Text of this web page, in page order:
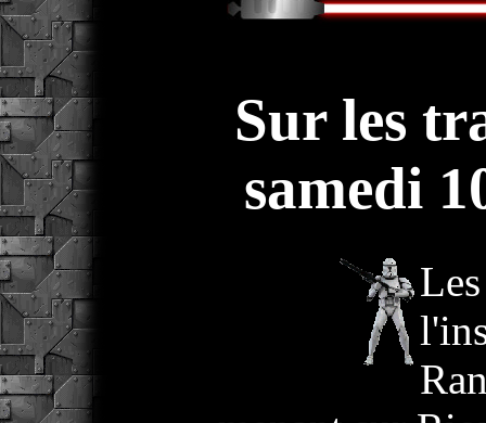
Sur les
samedi